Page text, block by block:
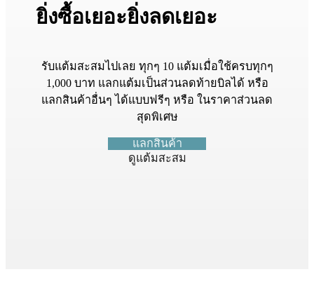
ยิ่งซื้อเยอะยิ่งลดเยอะ
รับแต้มสะสมไปเลย ทุกๆ 10 แต้มเมื่อใช้ครบทุกๆ
1,000 บาท แลกแต้มเป็นส่วนลดท้ายบิลได้ หรือ
แลกสินค้าอื่นๆ ได้แบบฟรีๆ หรือ ในราคาส่วนลด
สุดพิเศษ
แลกสินค้า
ดูแต้มสะสม